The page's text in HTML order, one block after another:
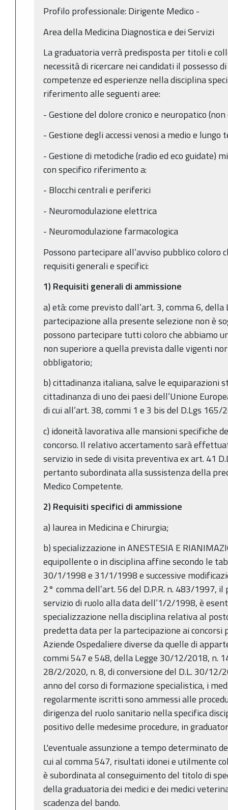
Profilo professionale: Dirigente Medico -
Area della Medicina Diagnostica e dei Servizi
La graduatoria verrà predisposta per titoli e
necessità di ricercare nei candidati il possesso
competenze ed esperienze nella disciplina
riferimento alle seguenti aree:
- Gestione del dolore cronico e neuropatico (non
- Gestione degli accessi venosi a medio e lungo
- Gestione di metodiche (radio ed eco guidate)
con specifico riferimento a:
- Blocchi centrali e periferici
- Neuromodulazione elettrica
- Neuromodulazione farmacologica
Possono partecipare all’avviso pubblico coloro
requisiti generali e specifici:
1) Requisiti generali di ammissione
a) età: come previsto dall’art. 3, comma 6,
partecipazione alla presente selezione non è
possono partecipare tutti coloro che abbiamo
non superiore a quella prevista dalle vigenti
obbligatorio;
b) cittadinanza italiana, salve le equiparazioni
cittadinanza di uno dei paesi dell’Unione
di cui all’art. 38, commi 1 e 3 bis del D.Lgs 165/
c) idoneità lavorativa alle mansioni specifiche
concorso. Il relativo accertamento sarà
servizio in sede di visita preventiva ex art. 41
pertanto subordinata alla sussistenza della
Medico Competente.
2) Requisiti specifici di ammissione
a) laurea in Medicina e Chirurgia;
b) specializzazione in ANESTESIA E
equipollente o in disciplina affine secondo le
30/1/1998 e 31/1/1998 e successive
2° comma dell’art. 56 del D.P.R. n. 483/1997,
servizio di ruolo alla data dell’1/2/1998, è
specializzazione nella disciplina relativa al
predetta data per la partecipazione ai concorsi
Aziende Ospedaliere diverse da quelle di
commi 547 e 548, della Legge 30/12/2018, n.
28/2/2020, n. 8, di conversione del D.L. 30/
anno del corso di formazione specialistica, i
regolarmente iscritti sono ammessi alle
dirigenza del ruolo sanitario nella specifica
positivo delle medesime procedure, in
L'eventuale assunzione a tempo determinato
cui al comma 547, risultati idonei e utilmente
è subordinata al conseguimento del titolo di
della graduatoria dei medici e dei medici
scadenza del bando.